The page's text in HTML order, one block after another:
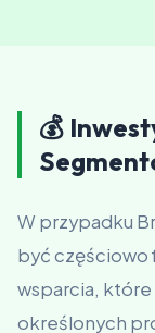
💰
W przypadku
być częściowo
wsparcia, które
określonych